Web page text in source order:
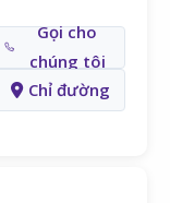
Gọi cho
chúng tôi
Chỉ đường